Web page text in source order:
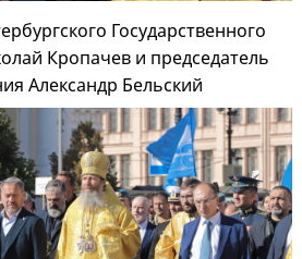
Государственного
Кропачев и председатель
Александр Бельский